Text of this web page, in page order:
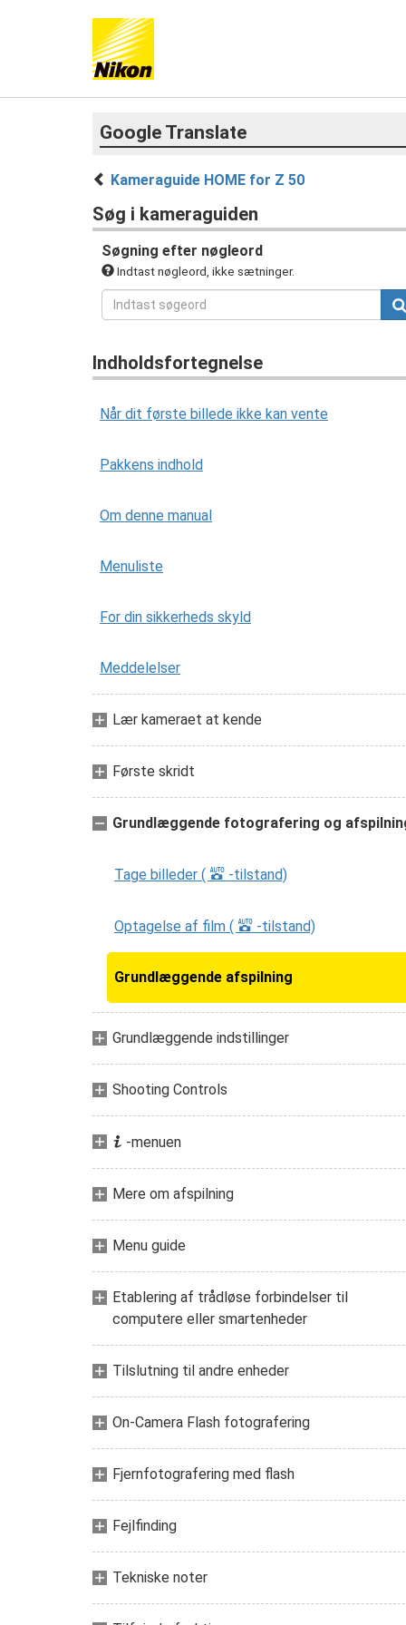
Google Translate
Kameraguide HOME for Z 50
Søg i kameraguiden
Søgning efter nøgleord
Indtast nøgleord, ikke sætninger.
Indholdsfortegnelse
Når dit første billede ikke kan vente
Pakkens indhold
Om denne manual
Menuliste
For din sikkerheds skyld
Meddelelser
Lær kameraet at kende
Første skridt
Grundlæggende fotografering og
Tage billeder ( b -tilstand)
Optagelse af film ( b -tilstand)
Grundlæggende afspilning
Grundlæggende indstillinger
Shooting Controls
i -menuen
Mere om afspilning
Menu guide
Etablering af trådløse forbindelser til
computere eller smartenheder
Tilslutning til andre enheder
On-Camera Flash fotografering
Fjernfotografering med flash
Fejlfinding
Tekniske noter